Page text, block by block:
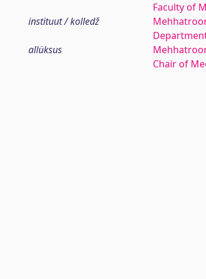
Faculty of
instituut / kolledž
allüksus
Chair of